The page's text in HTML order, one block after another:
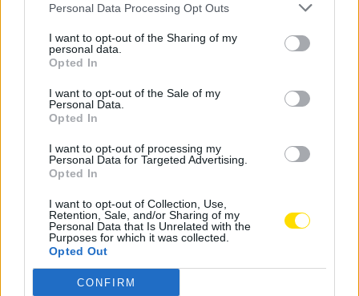
Personal Data Processing Opt Outs
I want to opt-out of the Sharing of my
personal data.
Opted In
I want to opt-out of the Sale of my
Personal Data.
Opted In
I want to opt-out of processing my
Personal Data for Targeted Advertising.
Opted In
I want to opt-out of Collection, Use,
Retention, Sale, and/or Sharing of my
Personal Data that Is Unrelated with the
Purposes for which it was collected.
Opted Out
CONFIRM
Na prova participaram ainda outros atletas com boas
prestações, inclusive vários jovens dos escalões de
formação que saíram à estrada em modo treino.
atc atletismo
liberdade fc
Notícias Populares